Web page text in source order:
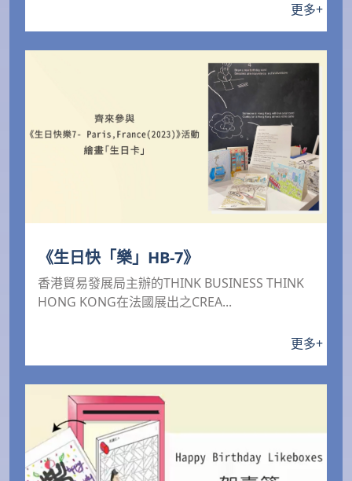
更多+
《生日快「樂」HB-7》
香港貿易發展局主辦的THINK BUSINESS THINK
HONG KONG在法國展出之CREA...
更多+